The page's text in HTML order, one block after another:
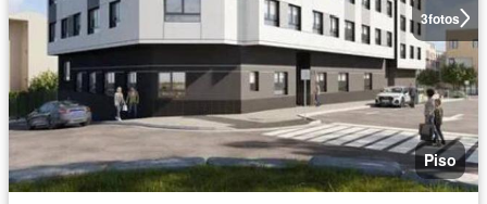
3fotos
Piso